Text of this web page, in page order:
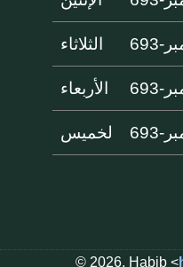
الثلاثاء
الأربعاء
لخميس
© 2026, Habib <